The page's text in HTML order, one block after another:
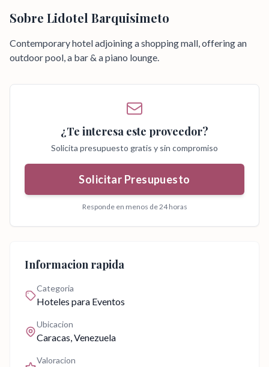
Sobre Lidotel Barquisimeto
Contemporary hotel adjoining a shopping mall, offering an
outdoor pool, a bar & a piano lounge.
¿Te interesa este proveedor?
Solicita presupuesto gratis y sin compromiso
Solicitar Presupuesto
Responde en menos de 24 horas
Informacion rapida
Categoria
Hoteles para Eventos
Ubicacion
Caracas, Venezuela
Valoracion